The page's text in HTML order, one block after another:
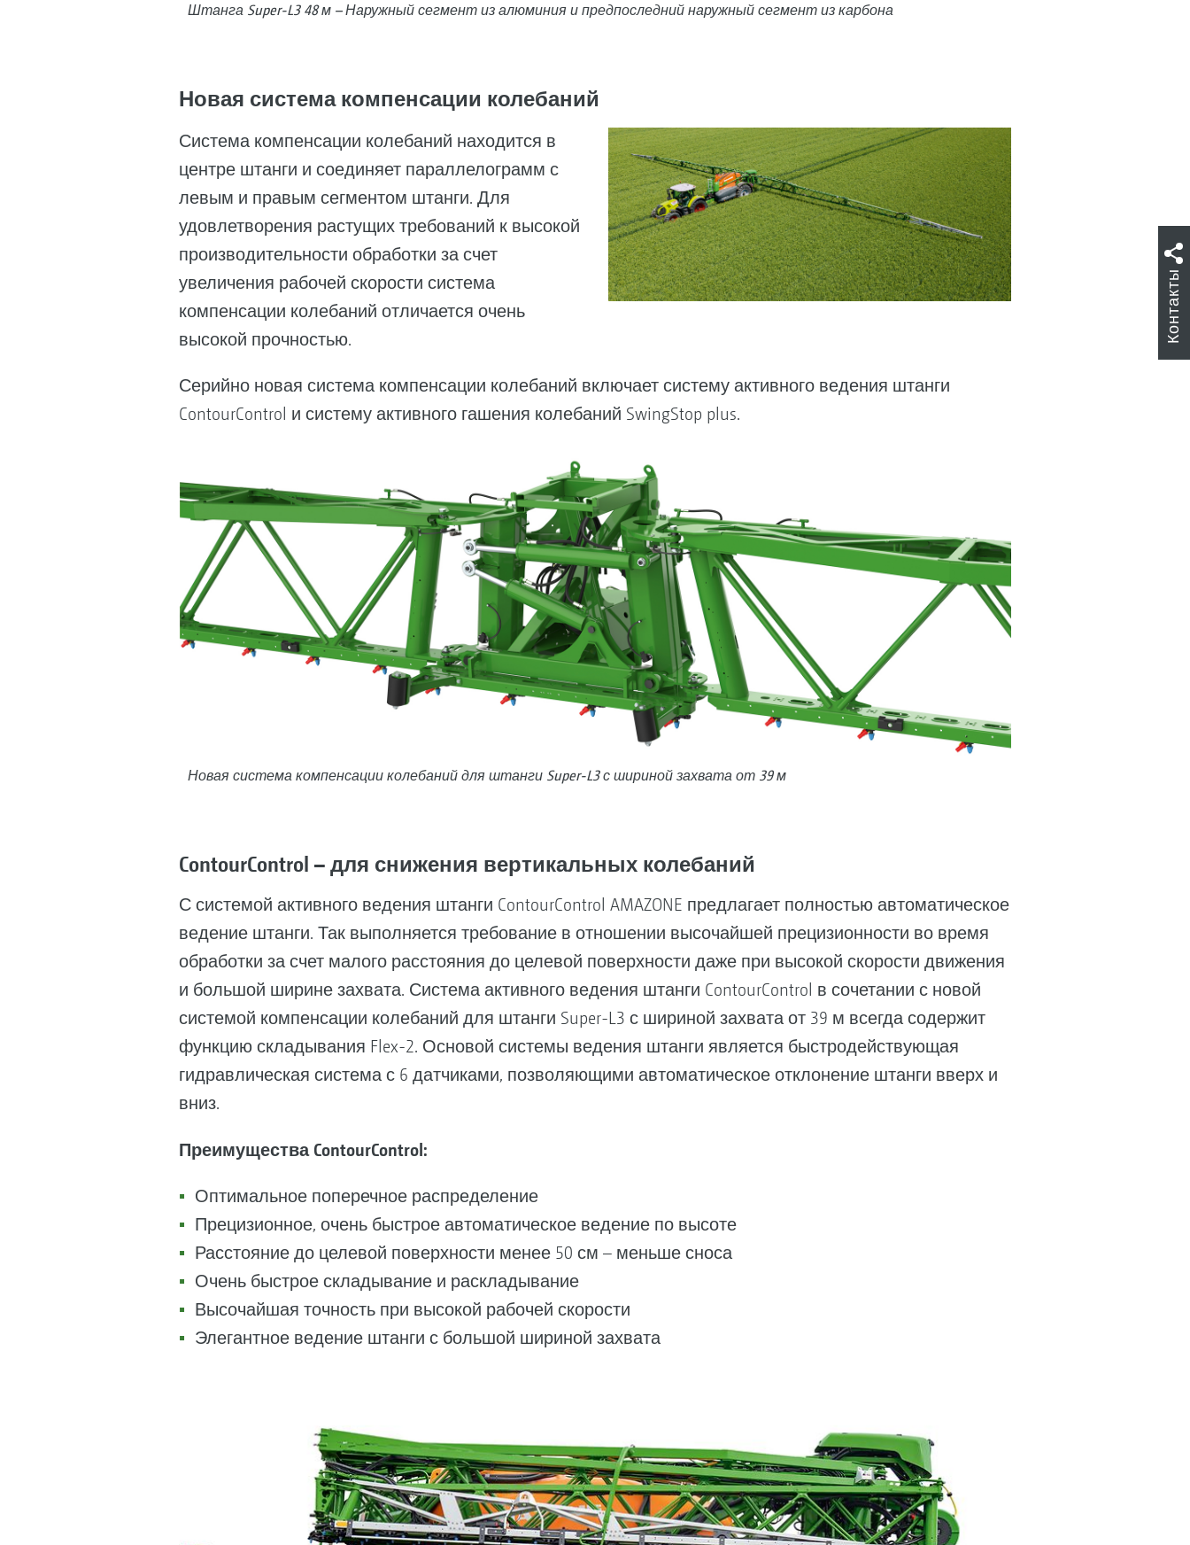
Штанга Super-L3 48 м – Наружный сегмент из алюминия и предпоследний наружный сегмент из карбона
Новая система компенсации колебаний
Система компенсации колебаний находится в
центре штанги и соединяет параллелограмм с
левым и правым сегментом штанги. Для
удовлетворения растущих требований к высокой
производительности обработки за счет
увеличения рабочей скорости система
компенсации колебаний отличается очень
высокой прочностью.
Серийно новая система компенсации колебаний включает систему активного ведения штанги
ContourControl и систему активного гашения колебаний SwingStop plus.
Новая система компенсации колебаний для штанги Super-L3 с шириной захвата от 39 м
ContourControl – для снижения вертикальных колебаний
С системой активного ведения штанги ContourControl AMAZONE предлагает полностью автоматическое
ведение штанги. Так выполняется требование в отношении высочайшей прецизионности во время
обработки за счет малого расстояния до целевой поверхности даже при высокой скорости движения
и большой ширине захвата. Система активного ведения штанги ContourControl в сочетании с новой
системой компенсации колебаний для штанги Super-L3 с шириной захвата от 39 м всегда содержит
функцию складывания Flex-2. Основой системы ведения штанги является быстродействующая
гидравлическая система с 6 датчиками, позволяющими автоматическое отклонение штанги вверх и
вниз.
Преимущества ContourControl:
Оптимальное поперечное распределение
Прецизионное, очень быстрое автоматическое ведение по высоте
Расстояние до целевой поверхности менее 50 см – меньше сноса
Очень быстрое складывание и раскладывание
Высочайшая точность при высокой рабочей скорости
Элегантное ведение штанги с большой шириной захвата
Контакты